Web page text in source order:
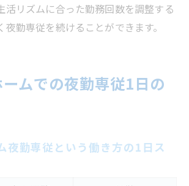
活リズムに合った勤務回数を調整する
夜勤専従を続けることができます。
ムでの夜勤専従1日の
夜勤専従という働き方の1日ス